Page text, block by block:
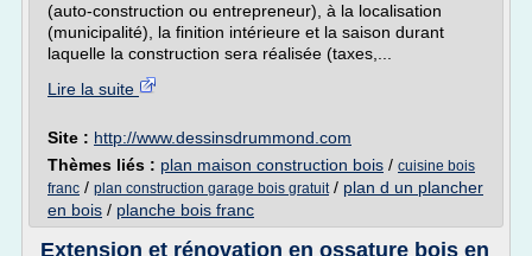
(auto-construction ou entrepreneur), à la localisation
(municipalité), la finition intérieure et la saison durant
laquelle la construction sera réalisée (taxes,...
Lire la suite
Site : http://www.dessinsdrummond.com
Thèmes liés : plan maison construction bois / cuisine bois
franc / plan construction garage bois gratuit/ plan d un plancher
en bois / planche bois franc
Extension et rénovation en ossature bois en